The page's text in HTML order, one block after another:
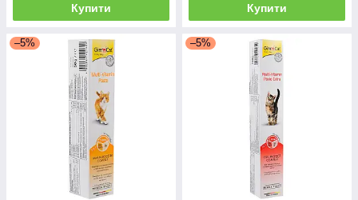
Купити Купити
–5% –5%